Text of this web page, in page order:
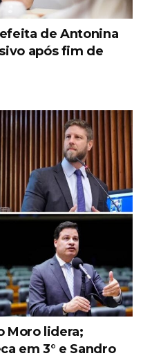
de Antonina
após fim de
Moro lidera;
em 3° e Sandro